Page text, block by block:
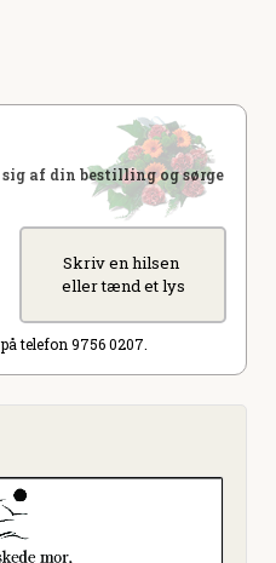
af din bestilling og sørge
Skriv en hilsen
eller tænd et lys
telefon 9756 0207.